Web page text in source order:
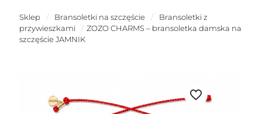
Sklep / Bransoletki na szczęście /
Bransoletki z
przywieszkami
/ ZOZO CHARMS – bransoletka damska na
szczęście JAMNIK